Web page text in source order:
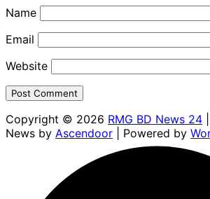
Name
Email
Website
Copyright © 2026 RMG BD News 24
News by Ascendoor | Powered by